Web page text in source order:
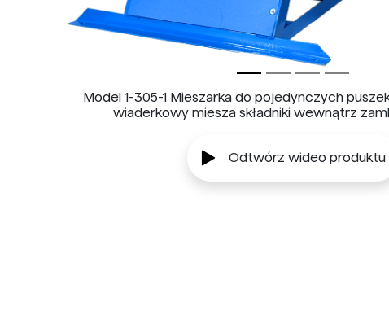
Model 1-305-1 Mieszarka do pojedynczych
wiaderkowy miesza składniki wewnątrz
Odtwórz wideo produktu